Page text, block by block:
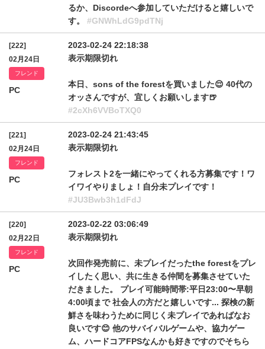
るか、Discordeへ参加していただけると嬉しいで
す。 #GNWhLdG9pdTNj
[222]
02月24日
フレンド
PC
2023-02-24 22:18:38
表示期限切れ
本日、sons of the forestを買いました😌 40代の
オッさんですが、宜しくお願いします🍺
#2cXh6VVBoTXQ0
[221]
02月24日
フレンド
PC
2023-02-24 21:43:45
表示期限切れ
フォレスト2を一緒にやってくれる方募集です！ワ
イワイやりましょ！自分未プレイです！
#JU3Bwb3h1dFdJ
[220]
02月22日
フレンド
PC
2023-02-22 03:06:49
表示期限切れ
次回作発売前に、未プレイだったthe forestをプレ
イしたく思い、共に生きる仲間を募集させていた
だきました。 プレイ可能時間帯:平日23:00〜早朝
4:00頃まで 社会人の方だと嬉しいです... 探検の新
鮮さを味わうために同じく未プレイであればなお
良いです😊 他のサバイバルゲームや、協力ゲー
ム、ハードコアFPSなんかも好きですのでそちら